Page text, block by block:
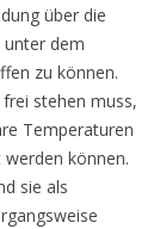
über die
unter dem
zu können.
stehen muss,
Temperaturen
können.
sie als